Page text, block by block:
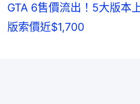
GTA 6售價流出！5大版
版索價近$1,700